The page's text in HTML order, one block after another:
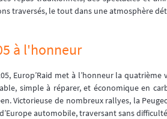
traversés, le tout dans une atmosphère
à l'honneur
Europ’Raid met à l’honneur la
simple à réparer, et économique en
Victorieuse de nombreux rallyes, la
automobile, traversant sans